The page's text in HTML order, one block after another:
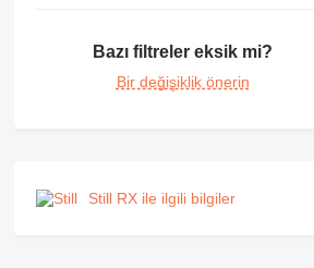
Bazı filtreler eksik mi?
Bir değişiklik önerin
Still RX ile ilgili bilgiler